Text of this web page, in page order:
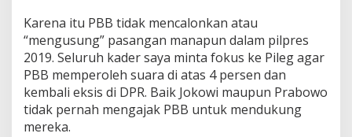
a
p
e
s
/
C
a
Karena itu PBB tidak mencalonkan atau
“mengusung” pasangan manapun dalam pilpres
2019. Seluruh kader saya minta fokus ke Pileg agar
PBB memperoleh suara di atas 4 persen dan
kembali eksis di DPR. Baik Jokowi maupun Prabowo
tidak pernah mengajak PBB untuk mendukung
mereka.